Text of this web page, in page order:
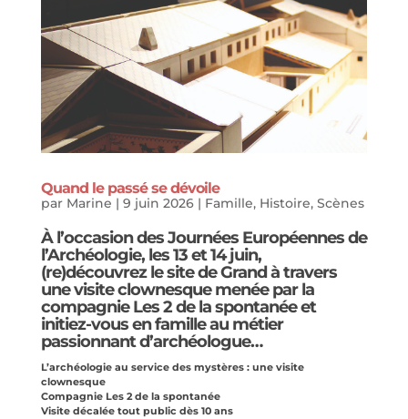
Quand le passé se dévoile
par Marine | 9 juin 2026| Famille, Histoire, Scènes
À l’occasion desJournées Européennes de
l’Archéologie, les 13 et 14 juin,
(re)découvrez le site de Grand à travers
une visite clownesque menée par la
compagnie Les 2 de la spontanée et
initiez-vous en famille au métier
passionnant d’archéologue…
L’archéologie au service des mystères : une visite
clownesque
Compagnie Les 2 de la spontanée
Visite décalée tout public dès 10 ans